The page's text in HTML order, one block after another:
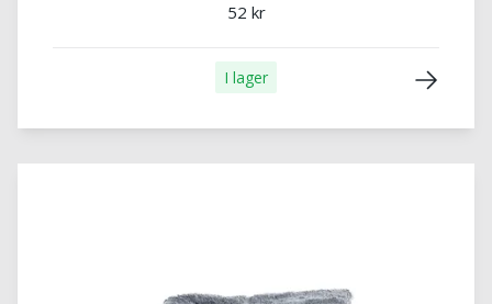
52 kr
I lager